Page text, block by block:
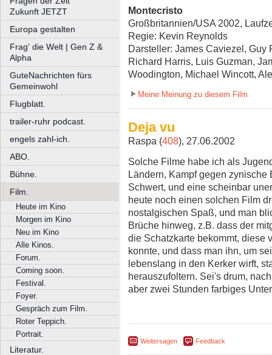
Zukunft JETZT
Europa gestalten
Frag' die Welt | Gen Z &
Alpha
GuteNachrichten fürs
Gemeinwohl
Flugblatt.
trailer-ruhr podcast.
engels zahl-ich.
ABO.
Bühne.
Film.
Heute im Kino
Morgen im Kino
Neu im Kino
Alle Kinos.
Forum.
Coming soon.
Festival.
Foyer.
Gespräch zum Film.
Roter Teppich.
Portrait.
Literatur.
Montecristo
Großbritannien/USA 2002,
Regie: Kevin Reynolds
Darsteller: James Caviezel, Guy
Richard Harris, Luis Guzman,
Woodington, Michael Wincott,
Meine Meinung zu diesem Film
Deja vu
Raspa (408), 27.06.2002
Solche Filme habe ich als
Ländern, Kampf gegen
Schwert, und eine scheinbar
heute noch einen solchen Film
nostalgischen Spaß, und man
Brüche hinweg, z.B. dass der
die Schatzkarte bekommt, diese
konnte, und dass man ihn, um
lebenslang in den Kerker wirft,
herauszufoltern. Sei's drum,
aber zwei Stunden farbiges
Weitersagen Feedback